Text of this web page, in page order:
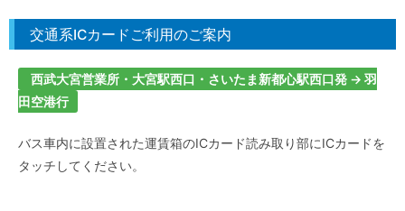
交通系ICカードご利用のご案内
西武大宮営業所・大宮駅西口・さいたま新都心駅西口発 → 羽
田空港行
バス車内に設置された運賃箱のICカード読み取り部にICカードを
タッチしてください。